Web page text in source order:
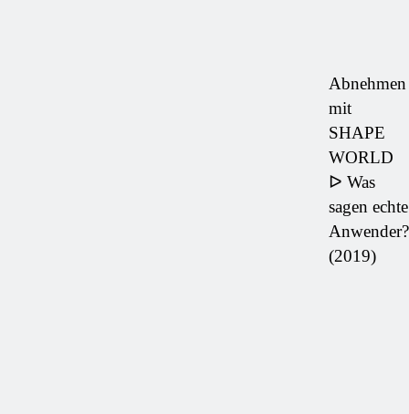
Abnehmen
mit
SHAPE
WORLD
ᐅ Was
sagen echte
Anwender?
(2019)